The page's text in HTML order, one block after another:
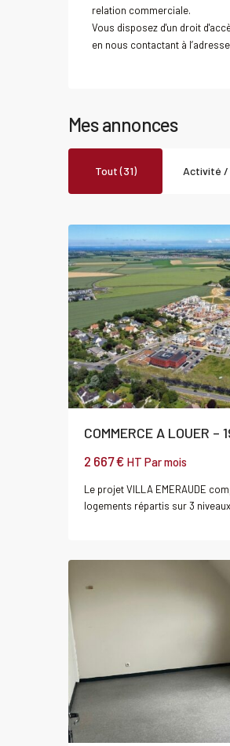
relation commerciale.
Vous disposez d'un droit
en nous contactant à
Mes annonces
Tout (31) Activité /
COMMERCE A LOUER –
2 667 € HT Par mois
Le projet VILLA EMERAUDE
logements répartis sur 3